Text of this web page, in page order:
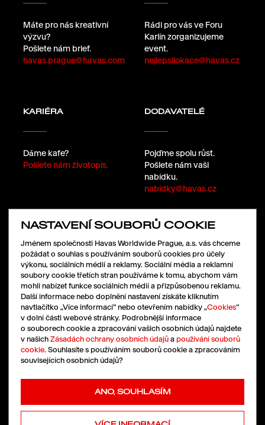
Máte pro nás kreativní
výzvu?
Pošlete nám brief.
havas.prague@havas.com
Rádi pro vás ve Foru
Karlín zorganizujeme
event.
nejlepsilokace@havas.cz
KARIÉRA
Dáme kafe?
Pošlete nám životopis.
DODAVATELÉ
Pojďme spolu růst.
Pošlete nám vaši
nabídku.
nabidky@havas.cz
SLEDUJTE NÁS
LinkedIn
Facebook
Instagram
X
NASTAVENÍ SOUBORŮ COOKIE
Jménem společnosti Havas Worldwide Prague, a.s. vás chceme
požádat o souhlas s používáním souborů cookies pro účely
výkonu, sociálních médií a reklamy. Sociální média a reklamní
soubory cookie třetích stran používáme k tomu, abychom vám
mohli nabízet funkce sociálních médií a přizpůsobenou reklamu.
Další informace nebo doplnění nastavení získáte kliknutím
navtlačítko „Více informací“ nebo otevřením nabídky „Cookies“
v dolní části webové stránky. Podrobnější informace
o souborech cookie a zpracování vašich osobních údajů najdete
v našich Zásadách ochrany osobních údajůa používání souborů
cookie. Souhlasíte s používáním souborů cookie a zpracováním
souvisejících osobních údajů?
ANO, SOUHLASÍM